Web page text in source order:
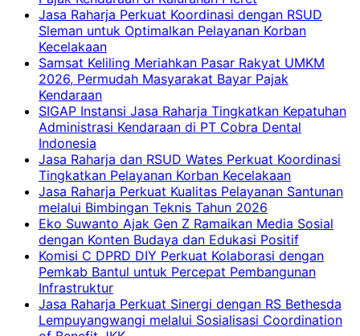
Jasa Raharja Perkuat Koordinasi dengan RSUD
Sleman untuk Optimalkan Pelayanan Korban
Kecelakaan
Samsat Keliling Meriahkan Pasar Rakyat UMKM
2026, Permudah Masyarakat Bayar Pajak
Kendaraan
SIGAP Instansi Jasa Raharja Tingkatkan Kepatuhan
Administrasi Kendaraan di PT Cobra Dental
Indonesia
Jasa Raharja dan RSUD Wates Perkuat Koordinasi
Tingkatkan Pelayanan Korban Kecelakaan
Jasa Raharja Perkuat Kualitas Pelayanan Santunan
melalui Bimbingan Teknis Tahun 2026
Eko Suwanto Ajak Gen Z Ramaikan Media Sosial
dengan Konten Budaya dan Edukasi Positif
Komisi C DPRD DIY Perkuat Kolaborasi dengan
Pemkab Bantul untuk Percepat Pembangunan
Infrastruktur
Jasa Raharja Perkuat Sinergi dengan RS Bethesda
Lempuyangwangi melalui Sosialisasi Coordination